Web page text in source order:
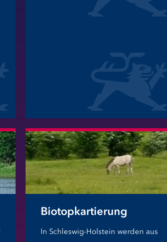
Biotopkartierung
In Schleswig-Holstein werden aus